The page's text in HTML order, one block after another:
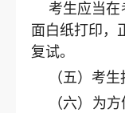
考生应当
面白纸打印，
复试。
（五）考
（六）为